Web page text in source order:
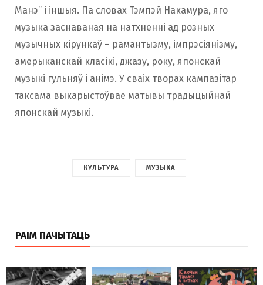
Манэ” і іншыя. Па словах Тэмпэй Накамура, яго
музыка заснаваная на натхненні ад розных
музычных кірункаў – рамантызму, імпрэсіянізму,
амерыканскай класікі, джазу, року, японскай
музыкі гульняў і анімэ. У сваіх творах кампазітар
таксама выкарыстоўвае матывы традыцыйнай
японскай музыкі.
КУЛЬТУРА МУЗЫКА
РАІМ ПАЧЫТАЦЬ